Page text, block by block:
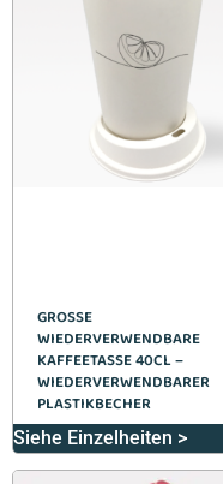
GROSSE W
IEDERVERWENDBARE K
AFFEETASSE 40CL – W
IEDERVERWENDBARER P
LASTIKBECHER
Siehe Einzelheiten >